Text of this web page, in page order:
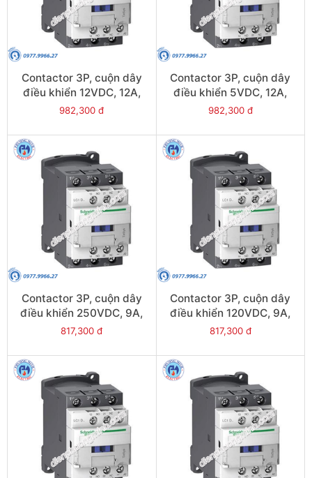
Contactor 3P, cuộn dây
điều khiển 12VDC, 12A,
1N/O, 1N/C - Model
982,300 đ
Contactor 3P, cuộn dây
điều khiển 5VDC, 12A,
1N/O, 1N/C - Model
982,300 đ
Contactor 3P, cuộn dây
điều khiển 250VDC, 9A,
1N/O, 1N/C - Model
817,300 đ
Contactor 3P, cuộn dây
điều khiển 120VDC, 9A,
1N/O, 1N/C - Model
817,300 đ